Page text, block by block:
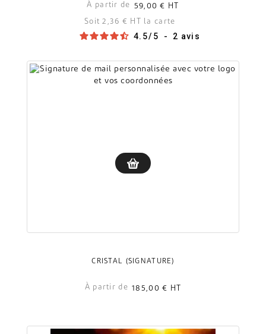
À partir de 59,00 €
HT
Soit 2,36 € HT la carte
4.5/ 5 - 2 avis
CRISTAL (SIGNATURE)
À partir de 185,00 € HT